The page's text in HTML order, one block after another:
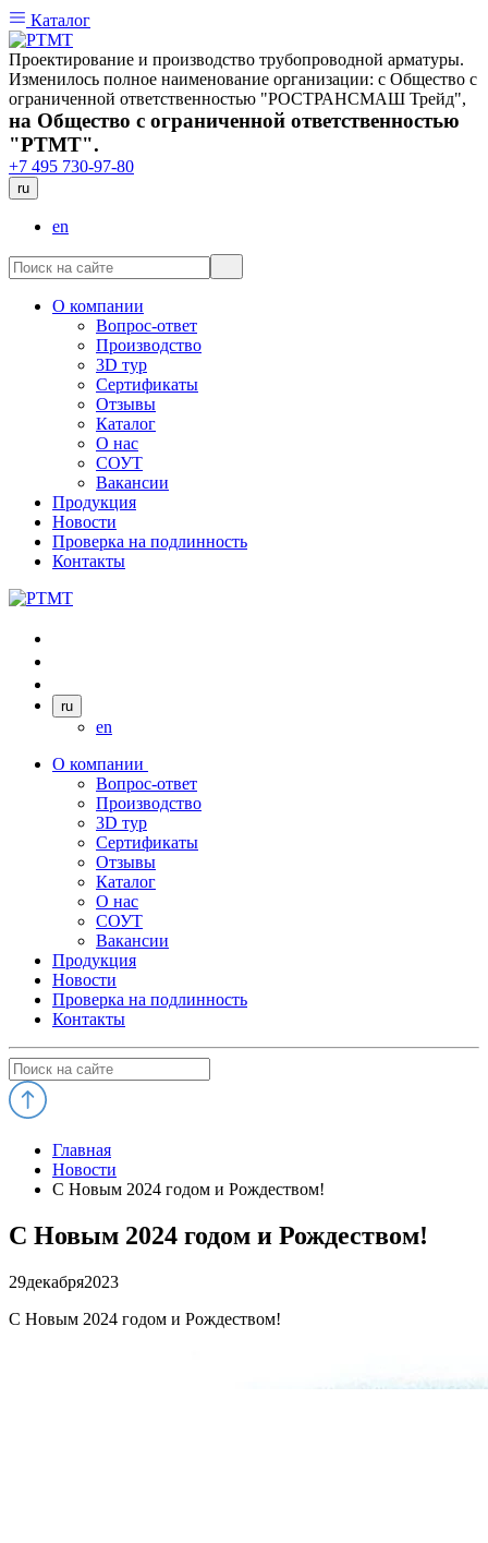
Каталог
Проектирование и производство трубопроводной арматуры.
Изменилось полное наименование организации: с Общество с
ограниченной ответственностью "РОСТРАНСМАШ Трейд",
на Общество с ограниченной ответственностью
"РТМТ".
+7 495 730-97-80
ru
en
О компании
Вопрос-ответ
Производство
3D тур
Сертификаты
Отзывы
Каталог
О нас
СОУТ
Вакансии
Продукция
Новости
Проверка на подлинность
Контакты
ru
en
О компании
Вопрос-ответ
Производство
3D тур
Сертификаты
Отзывы
Каталог
О нас
СОУТ
Вакансии
Продукция
Новости
Проверка на подлинность
Контакты
Главная
Новости
С Новым 2024 годом и Рождеством!
С Новым 2024 годом и Рождеством!
29декабря2023
С Новым 2024 годом и Рождеством!